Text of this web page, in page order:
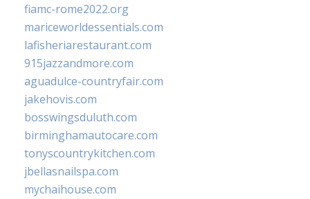
fiamc-rome2022.org
mariceworldessentials.com
lafisheriarestaurant.com
915jazzandmore.com
aguadulce-countryfair.com
jakehovis.com
bosswingsduluth.com
birminghamautocare.com
tonyscountrykitchen.com
jbellasnailspa.com
mychaihouse.com